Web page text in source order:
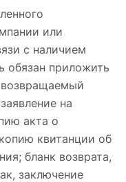
или
с наличием
обязан приложить
на
акта о
квитанции об
бланк возврата,
заключение